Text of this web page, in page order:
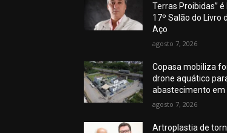
Terras Proibidas”
17º Salão do Livro
Aço
agosto 7, 2026
Copasa mobiliza
drone aquático
abastecimento em
agosto 7, 2026
Artroplastia de